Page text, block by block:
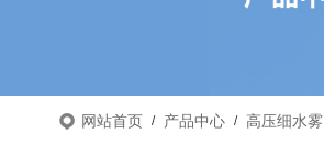
网站首页 / 产品中心 / 高压细水雾